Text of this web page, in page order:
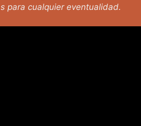
para cualquier eventualidad.